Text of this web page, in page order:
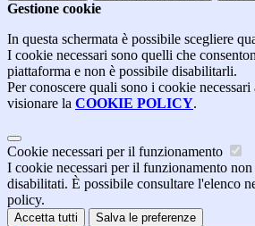
Gestione cookie
In questa schermata è possibile scegliere
I cookie necessari sono quelli che
piattaforma e non è possibile disabilitarli.
Per conoscere quali sono i cookie
visionare la COOKIE POLICY.
Cookie necessari per il funzionamento
I cookie necessari per il funzionamento non
disabilitati. È possibile consultare l'elenco
policy.
Accetta tutti Salva le preferenze